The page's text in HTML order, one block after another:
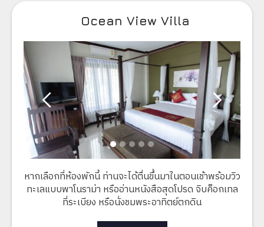
Ocean View Villa
หากเลือกที่ห้องพักนี้ ท่านจะได้ตื่นขึ้นมาในตอนเช้าพร้อมวิว
ทะเลแบบพาโนราม่า หรืออ่านหนังสือสุดโปรด จิบค็อกเทล
ที่ระเบียง หรือนั่งชมพระอาทิตย์ตกดิน